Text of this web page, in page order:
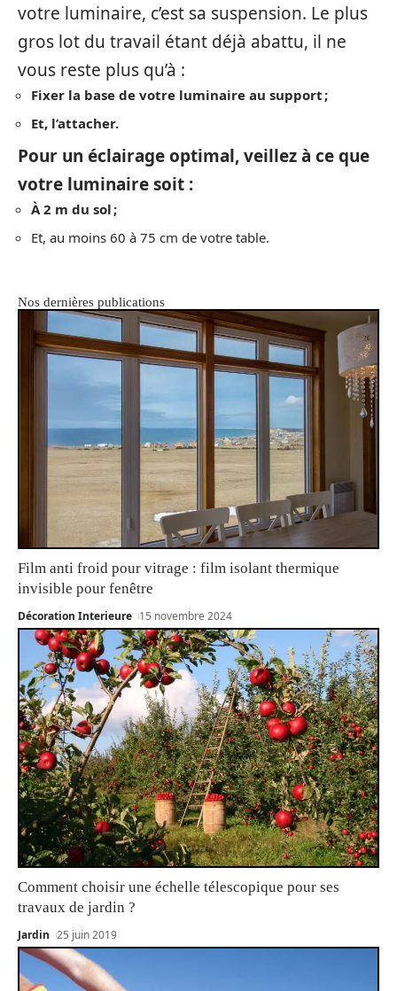
votre luminaire, c’est sa suspension. Le plus
gros lot du travail étant déjà abattu, il ne
vous reste plus qu’à :
Fixer la base de votre luminaire au support ;
Et, l’attacher.
Pour un éclairage optimal, veillez à ce que
votre luminaire soit :
À 2 m du sol ;
Et, au moins 60 à 75 cm de votre table.
Nos dernières publications
Film anti froid pour vitrage : film isolant thermique
invisible pour fenêtre
Décoration Interieure 15 novembre 2024
Comment choisir une échelle télescopique pour ses
travaux de jardin ?
Jardin 25 juin 2019